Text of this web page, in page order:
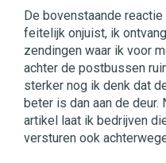
De bovenstaande
feitelijk onjuist, ik
zendingen waar ik voor
achter de postbussen
sterker nog ik denk dat
beter is dan aan de
artikel laat ik bedrijven
versturen ook